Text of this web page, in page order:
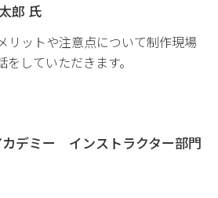
郎 氏
リットや注意点について制作現場
していただきます。
デミー インストラクター部門